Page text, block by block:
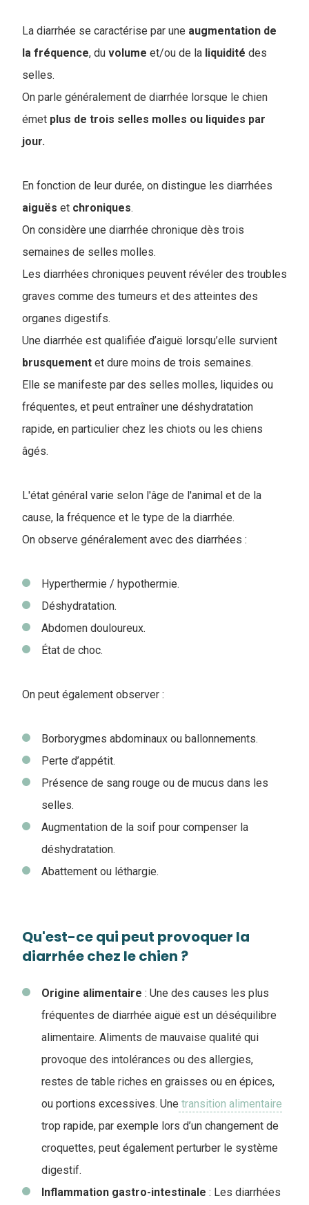
La diarrhée se caractérise par une augmentation de
la fréquence, du volume et/ou de la liquidité des
selles.
On parle généralement de diarrhée lorsque le chien
émet plus de trois selles molles ou liquides par
jour.
En fonction de leur durée, on distingue les diarrhées
aiguës et chroniques.
On considère une diarrhée chronique dès trois
semaines de selles molles.
Les diarrhées chroniques peuvent révéler des troubles
graves comme des tumeurs et des atteintes des
organes digestifs.
Une diarrhée est qualifiée d’aiguë lorsqu’elle survient
brusquement et dure moins de trois semaines.
Elle se manifeste par des selles molles, liquides ou
fréquentes, et peut entraîner une déshydratation
rapide, en particulier chez les chiots ou les chiens
âgés.
L'état général varie selon l'âge de l'animal et de la
cause, la fréquence et le type de la diarrhée.
On observe généralement avec des diarrhées :
Hyperthermie / hypothermie.
Déshydratation.
Abdomen douloureux.
État de choc.
On peut également observer :
Borborygmes abdominaux ou ballonnements.
Perte d’appétit.
Présence de sang rouge ou de mucus dans les
selles.
Augmentation de la soif pour compenser la
déshydratation.
Abattement ou léthargie.
Qu'est-ce qui peut provoquer la
diarrhée chez le chien ?
Origine alimentaire : Une des causes les plus
fréquentes de diarrhée aiguë est un déséquilibre
alimentaire. Aliments de mauvaise qualité qui
provoque des intolérances ou des allergies,
restes de table riches en graisses ou en épices,
ou portions excessives. Une transition alimentaire
trop rapide, par exemple lors d’un changement de
croquettes, peut également perturber le système
digestif.
Inflammation gastro-intestinale : Les diarrhées